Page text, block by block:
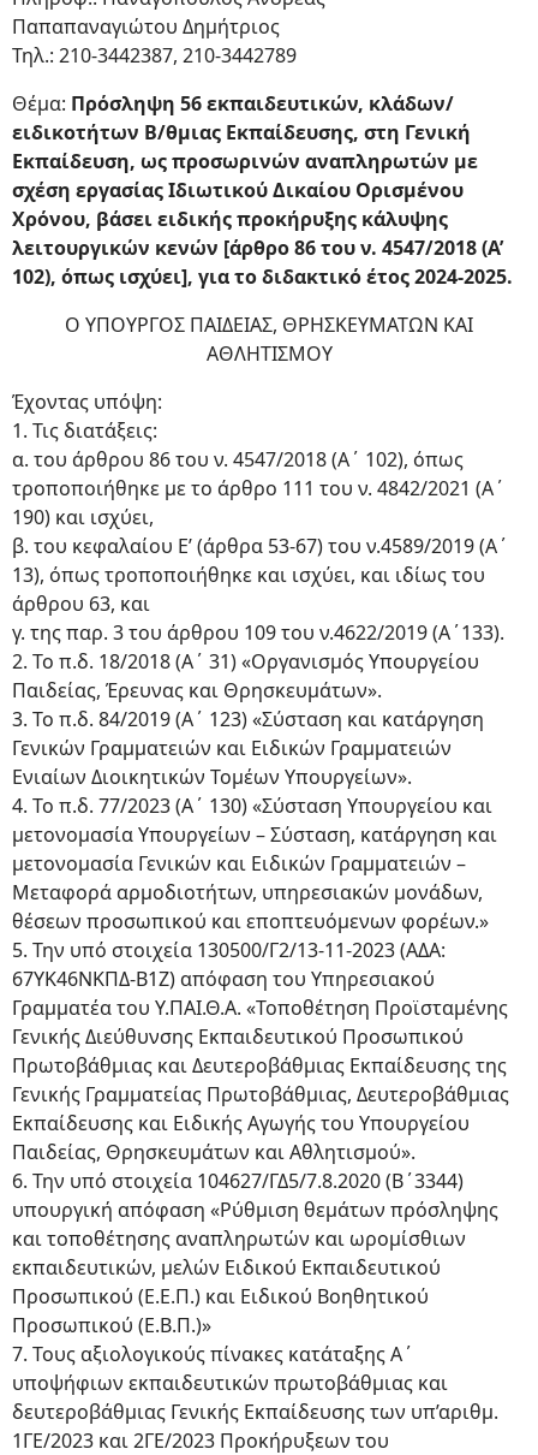
Παπαπαναγιώτου Δημήτριος
Τηλ.: 210-3442387, 210-3442789
Θέμα: Πρόσληψη 56 εκπαιδευτικών, κλάδων/
ειδικοτήτων Β/θμιας Εκπαίδευσης, στη Γενική
Εκπαίδευση, ως προσωρινών αναπληρωτών με
σχέση εργασίας Ιδιωτικού Δικαίου Ορισμένου
Χρόνου, βάσει ειδικής προκήρυξης κάλυψης
λειτουργικών κενών [άρθρο 86 του ν. 4547/2018 (Α’
102), όπως ισχύει], για το διδακτικό έτος 2024-2025.
Ο ΥΠΟΥΡΓΟΣ ΠΑΙΔΕΙΑΣ, ΘΡΗΣΚΕΥΜΑΤΩΝ ΚΑΙ
ΑΘΛΗΤΙΣΜΟΥ
Έχοντας υπόψη:
1. Τις διατάξεις:
α. του άρθρου 86 του ν. 4547/2018 (Α΄ 102), όπως
τροποποιήθηκε με το άρθρο 111 του ν. 4842/2021 (Α΄
190) και ισχύει,
β. του κεφαλαίου Ε’ (άρθρα 53-67) του ν.4589/2019 (Α΄
13), όπως τροποποιήθηκε και ισχύει, και ιδίως του
άρθρου 63, και
γ. της παρ. 3 του άρθρου 109 του ν.4622/2019 (Α΄133).
2. Το π.δ. 18/2018 (Α΄ 31) «Οργανισμός Υπουργείου
Παιδείας, Έρευνας και Θρησκευμάτων».
3. Το π.δ. 84/2019 (Α΄ 123) «Σύσταση και κατάργηση
Γενικών Γραμματειών και Ειδικών Γραμματειών
Ενιαίων Διοικητικών Τομέων Υπουργείων».
4. Το π.δ. 77/2023 (Α΄ 130) «Σύσταση Υπουργείου και
μετονομασία Υπουργείων – Σύσταση, κατάργηση και
μετονομασία Γενικών και Ειδικών Γραμματειών –
Μεταφορά αρμοδιοτήτων, υπηρεσιακών μονάδων,
θέσεων προσωπικού και εποπτευόμενων φορέων.»
5. Την υπό στοιχεία 130500/Γ2/13-11-2023 (ΑΔΑ:
67ΥΚ46ΝΚΠΔ-Β1Ζ) απόφαση του Υπηρεσιακού
Γραμματέα του Υ.ΠΑΙ.Θ.Α. «Τοποθέτηση Προϊσταμένης
Γενικής Διεύθυνσης Εκπαιδευτικού Προσωπικού
Πρωτοβάθμιας και Δευτεροβάθμιας Εκπαίδευσης της
Γενικής Γραμματείας Πρωτοβάθμιας, Δευτεροβάθμιας
Εκπαίδευσης και Ειδικής Αγωγής του Υπουργείου
Παιδείας, Θρησκευμάτων και Αθλητισμού».
6. Την υπό στοιχεία 104627/ΓΔ5/7.8.2020 (Β΄3344)
υπουργική απόφαση «Ρύθμιση θεμάτων πρόσληψης
και τοποθέτησης αναπληρωτών και ωρομίσθιων
εκπαιδευτικών, μελών Ειδικού Εκπαιδευτικού
Προσωπικού (Ε.Ε.Π.) και Ειδικού Βοηθητικού
Προσωπικού (Ε.Β.Π.)»
7. Τους αξιολογικούς πίνακες κατάταξης Α΄
υποψήφιων εκπαιδευτικών πρωτοβάθμιας και
δευτεροβάθμιας Γενικής Εκπαίδευσης των υπ’αριθμ.
1ΓΕ/2023 και 2ΓΕ/2023 Προκήρυξεων του